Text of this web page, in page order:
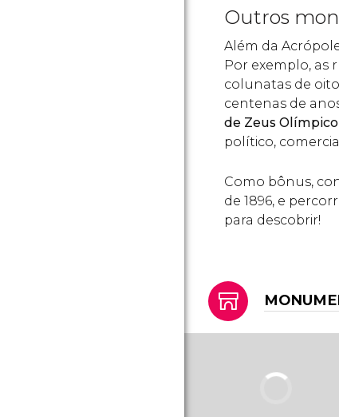
Outros
Além da
Por exemplo, as
colunatas de
centenas de
de Zeus Olímpico
político,
Como bônus,
de 1896, e
para descobrir!